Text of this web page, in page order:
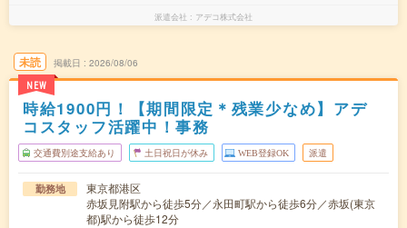
派遣会社 アデコ株式会社
未読
NEW
掲載日 2026/08/06
時給1900円！【期間限定＊残業少なめ】アデ
コスタッフ活躍中！事務
交通費別途支給あり 土日祝日が休み WEB登録OK 派遣
勤務地
東京都港区
赤坂見附駅から徒歩5分／永田町駅から徒歩6分／赤坂(東京
都)駅から徒歩12分